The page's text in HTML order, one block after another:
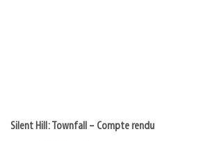
Silent Hill: Townfall – Compte rendu